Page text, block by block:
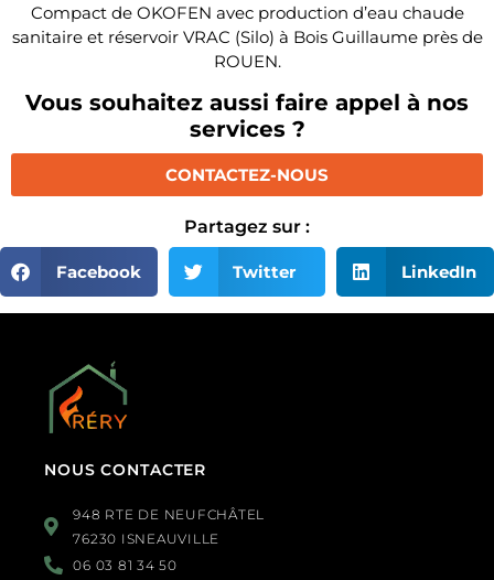
Compact de OKOFEN avec production d’eau chaude
sanitaire et réservoir VRAC (Silo) à Bois Guillaume près de
ROUEN.
Vous souhaitez aussi faire appel à nos
services ?
CONTACTEZ-NOUS
Partagez sur :
Facebook Twitter LinkedIn
NOUS CONTACTER
948 RTE DE NEUFCHÂTEL
76230 ISNEAUVILLE
06 03 81 34 50